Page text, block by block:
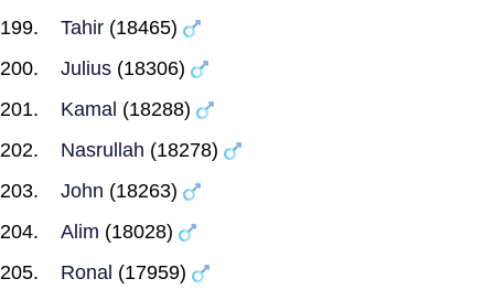
Tahir (18465)
Julius (18306)
Kamal (18288)
Nasrullah (18278)
John (18263)
Alim (18028)
Ronal (17959)